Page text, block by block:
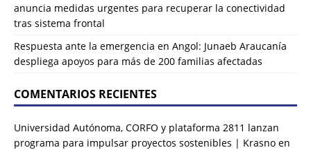
anuncia medidas urgentes para recuperar la conectividad
tras sistema frontal
Respuesta ante la emergencia en Angol: Junaeb Araucanía
despliega apoyos para más de 200 familias afectadas
COMENTARIOS RECIENTES
Universidad Autónoma, CORFO y plataforma 2811 lanzan
programa para impulsar proyectos sostenibles | Krasno en